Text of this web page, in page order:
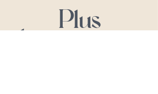
Plus
d'événements